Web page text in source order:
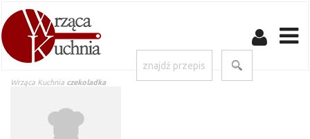
Wrząca Kuchnia czekoladka